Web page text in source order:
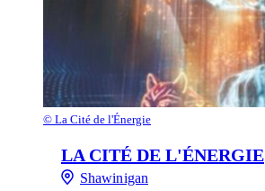
© La Cité de l'Énergie
LA CITÉ DE L'ÉNERGIE
Shawinigan